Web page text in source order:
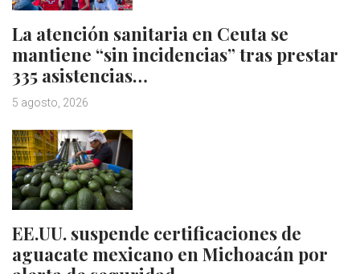
La atención sanitaria en Ceuta se
mantiene “sin incidencias” tras prestar
335 asistencias…
5 agosto, 2026
EE.UU. suspende certificaciones de
aguacate mexicano en Michoacán por